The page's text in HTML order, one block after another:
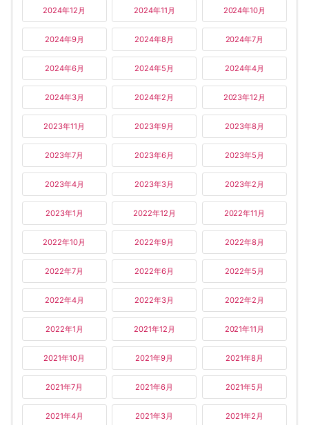
2024年12月 2024年11月 2024年10月
2024年9月 2024年8月 2024年7月
2024年6月 2024年5月 2024年4月
2024年3月 2024年2月 2023年12月
2023年11月 2023年9月 2023年8月
2023年7月 2023年6月 2023年5月
2023年4月 2023年3月 2023年2月
2023年1月 2022年12月 2022年11月
2022年10月 2022年9月 2022年8月
2022年7月 2022年6月 2022年5月
2022年4月 2022年3月 2022年2月
2022年1月 2021年12月 2021年11月
2021年10月 2021年9月 2021年8月
2021年7月 2021年6月 2021年5月
2021年4月 2021年3月 2021年2月